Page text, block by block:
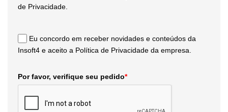
de Privacidade.
Eu concordo em receber novidades e conteúdos da
Insoft4 e aceito a Política de Privacidade da empresa.
Por favor, verifique seu pedido*